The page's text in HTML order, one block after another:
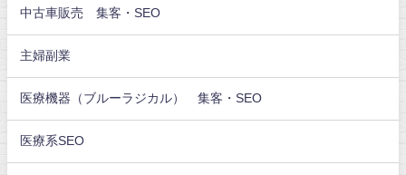
中古車販売 集客・SEO
主婦副業
医療機器（ブルーラジカル） 集客・SEO
医療系SEO